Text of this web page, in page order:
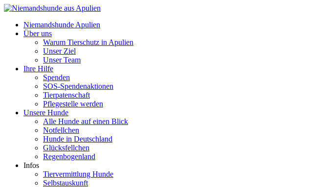
Niemandshunde Apulien
Über uns
Warum Tierschutz in Apulien
Unser Ziel
Unser Team
Ihre Hilfe
Spenden
SOS-Spendenaktionen
Tierpatenschaft
Pflegestelle werden
Unsere Hunde
Alle Hunde auf einen Blick
Notfellchen
Hunde in Deutschland
Glücksfellchen
Regenbogenland
Infos
Tiervermittlung Hunde
Selbstauskunft